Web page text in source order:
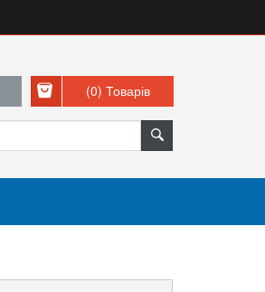
(0) Товарів